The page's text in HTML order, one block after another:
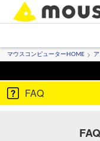
マウスコンピューターHOME
FAQ